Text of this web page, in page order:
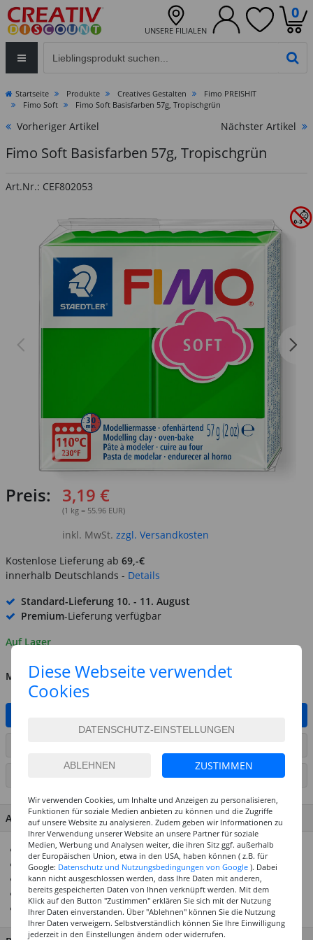
UNSERE FILIALEN
0
Startseite Produkte Creatives Gestalten
Fimo PREISHIT
Fimo Soft
Fimo Soft Basisfarben 57g, Tropischgrün
Vorheriger Artikel Nächster Artikel
Fimo Soft Basisfarben 57g, Tropischgrün
Art.Nr.: CEF802053
Preis: 3,19 €
(1 kg = 55.96 EUR)
inkl. MwSt. zzgl. Versandkosten
Kostenlose Lieferung ab 69,-€
innerhalb Deutschlands - Details
Standard-Lieferung 10. - 11. August
Premium-Lieferung verfügbar
Auf Lager
MENGE
SEITE DRUCKEN
ARTIKEL MERKMALE & DETAILS
Sofort modellierfähig
Dekorative Ideen - für jeden einfach herzustellen
Ofenhärtende Modelliermasse
30 Min bei 110°C im Ofen aushärten
Mit Fimo Professional & Fimo Kids mischbar
Diese Webseite verwendet
Cookies
ZUSTIMMEN
Wir verwenden Cookies, um Inhalte und Anzeigen zu personalisieren,
Funktionen für soziale Medien anbieten zu können und die Zugriffe
auf unsere Website zu analysieren. Zudem geben wir Informationen zu
Ihrer Verwendung unserer Website an unsere Partner für soziale
Medien, Werbung und Analysen weiter, die ihren Sitz ggf. außerhalb
der Europäischen Union, etwa in den USA, haben können ( z.B. für
Google: Datenschutz und Nutzungsbedingungen von Google ). Dabei
kann nicht ausgeschlossen werden, dass Ihre Daten mit anderen,
bereits gespeicherten Daten von Ihnen verknüpft werden. Mit dem
Klick auf den Button "Zustimmen" erklären Sie sich mit der Nutzung
Ihrer Daten einverstanden. Über "Ablehnen" können Sie die Nutzung
Ihrer Daten verweigern. Selbstverständlich können Sie Ihre Einwilligung
jederzeit in den Einstellungen ändern oder widerrufen.